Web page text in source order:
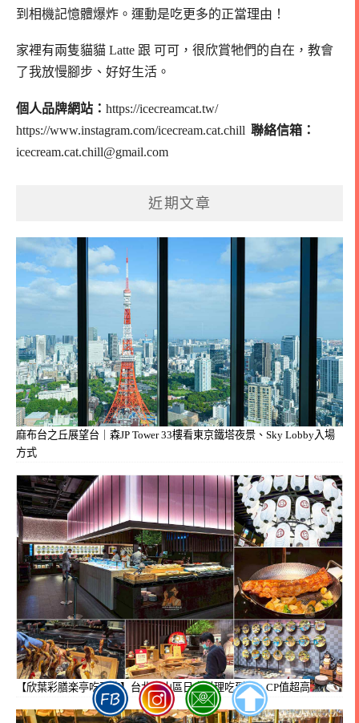
到相機記憶體爆炸。 運動是吃更多的正當理由！
家裡有兩隻貓貓 Latte 跟 可可， 很欣賞牠們的自在，教會
了我放慢腳步、好好生活。
個人品牌網站： https://icecreamcat.tw/
https://www.instagram.com/icecream.cat.chill 聯絡信箱：
icecream.cat.chill@gmail.com
近期文章
麻布台之丘展望台｜森JP Tower 33樓看東京鐵塔夜景、Sky Lobby入場
方式
【欣葉彩膳楽亭吃到飽】台北松山區日本料理吃到飽，CP值超高